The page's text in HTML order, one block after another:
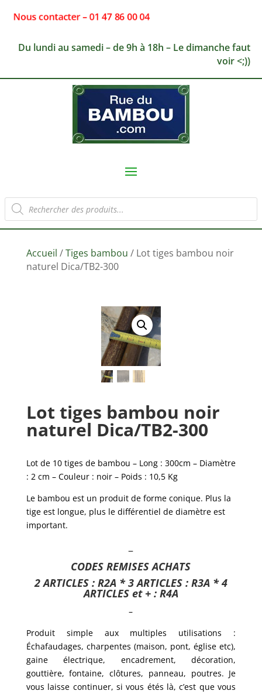
Nous contacter – 01 47 86 00 04
Du lundi au samedi – de 9h à 18h – Le dimanche faut
voir <;))
Recherche
de
produits
Accueil /Tiges bambou / Lot tiges bambou noir
naturel Dica/TB2-300
Lot tiges bambou noir
naturel Dica/TB2-300
Lot de 10 tiges de bambou – Long : 300cm – Diamètre
: 2 cm – Couleur : noir – Poids : 10,5 Kg
Le bambou est un produit de forme conique. Plus la
tige est longue, plus le différentiel de diamètre est
important.
–
CODES REMISES ACHATS
2 ARTICLES : R2A * 3 ARTICLES : R3A * 4
ARTICLES et + : R4A
–
Produit simple aux multiples utilisations :
Échafaudages, charpentes (maison, pont, église etc),
gaine électrique, encadrement, décoration,
gouttière, fontaine, clôtures, panneau, poutres. Je
vous laisse continuer, si vous étés là, c’est que vous